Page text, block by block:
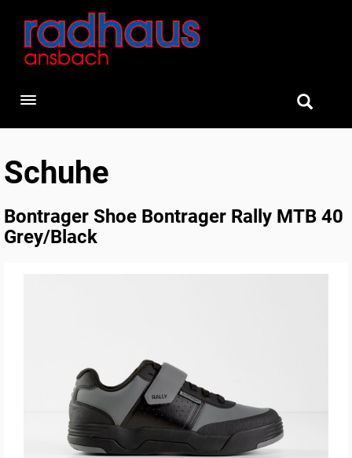
Toggle navigation
Schuhe
Bontrager Shoe Bontrager Rally MTB 40
Grey/Black